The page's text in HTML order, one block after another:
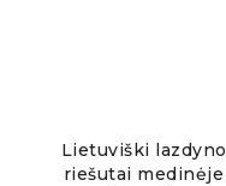
Lietuviški lazdyno
riešutai medinėje